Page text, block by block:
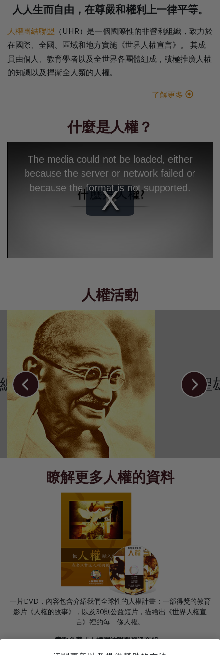
人人生而自由，在尊嚴和權利上一律平等。
人權團結聯盟 （UHR）是一個國際性的非營利組織，致力於
在國際、全國、區域和地方實施《世界人權宣言》。 其成
員由個人、教育學者以及全世界各團體組成，積極推廣人權
的知識以及捍衛全人類的人權。
了解更多
什麼是人權？
Play
The media could not be loaded, either
because the server or network failed or
because the format is not supported.
人權活動
統奧爾塔 聖
瞭解更多人權的資料
一片DVD，內容包含介紹我們全球性的人權計畫；一部得獎的教育
影片《人權的故事》，以及30則公益短片，描繪出《世界人權宣
言》裡的每一條人權。
索取免費「人權團結聯盟資訊套組」